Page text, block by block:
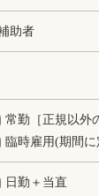
助者
常勤［正規以外
臨時雇用(期間
日勤＋当直